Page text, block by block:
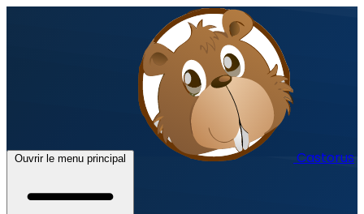
Ouvrir le menu principal Castorus